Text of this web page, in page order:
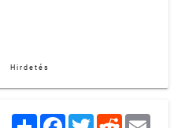
Hirdetés
Share Facebook
TwitterReddit